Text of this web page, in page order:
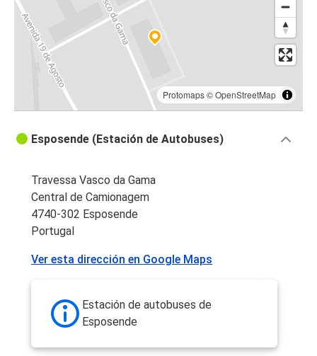
Protomaps©OpenStreetMap
Esposende (Estación de Autobuses)
Travessa Vasco da Gama
Central de Camionagem
4740-302 Esposende
Portugal
Ver esta dirección en Google Maps
Estación de autobuses de
Esposende